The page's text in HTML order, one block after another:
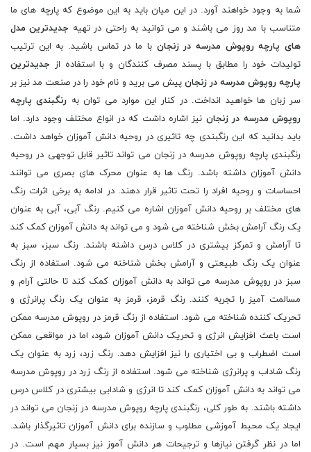
شما به وجود خواهند آورد. در این میان باید به این موضوع که پارچه های ما
متناسب با مد روز می باشند و می توانید به راحتی در تهیه جدیدترین مدل
های پارچه روپوش مدرسه در زنجان با ما در تماس باشید. به این ترتیب
تولیدات خود را مطابق با پسند مصرف کنندگان و با استفاده از جدیدترین
پارچه روپوش مدرسه در زنجان پیش می برید و نام خود را در صنعت مد نیز بر
سر زبان ها خواهید انداخت. در کنار این موارد می توان به رنگبندی پارچه
روپوش مدرسه در زنجان نیز اشاره داشت که در انواع مختلف وجود دارد. اما
باید بدانید که این رنگبندی چه تاثیری در روحیه دانش آموزان خواهد داشت.
رنگبندی پارچه روپوش مدرسه در زنجان می تواند تاثیر قابل توجهی در روحیه
دانش آموزان داشته باشد. رنگ ها به عنوان محرک های بصری می توانند
احساسات و روحیه افراد را تحت تاثیر قرار دهند. در ادامه به برخی اثرات رنگ
های مختلف بر روحیه دانش آموزان اشاره می کنیم. رنگ آبی، آبی به عنوان
یک رنگ آرامش بخش شناخته می شود و می تواند به دانش آموزان کمک کند
تا آرامش و تمرکز بیشتری در کلاس درس داشته باشند. رنگ سبز، سبز به
عنوان یک رنگ طبیعتی و آرامش بخش شناخته می شود. استفاده از رنگ
سبز در روپوش مدرسه می تواند به دانش آموزان کمک کند تا حالتی آرام و
مسالمت آمیز را تجربه کنند. رنگ قرمز، قرمز به عنوان یک رنگ پرانرژی و
تحریک کننده شناخته می شود. استفاده از رنگ قرمز در روپوش مدرسه ممکن
است باعث افزایش انرژی و تحریک دانش آموزان شود، اما در مواقعی ممکن
است اضطراب و بی اختیاری را نیز افزایش دهد. رنگ زرد، زرد به عنوان یک
رنگ شاداب و پرانرژی شناخته می شود. استفاده از رنگ زرد در روپوش مدرسه
می تواند به دانش آموزان کمک کند تا انرژی و شادابی بیشتری در کلاس درس
داشته باشند. به طور کلی، رنگبندی پارچه روپوش مدرسه در زنجان می تواند در
ایجاد یک محیط آموزشی مطلوب و سازنده برای دانش آموزان تاثیرگذار باشد.
اما در نظر گرفتن نیازها و ترجیحات هر دانش آموز نیز بسیار مهم است. در